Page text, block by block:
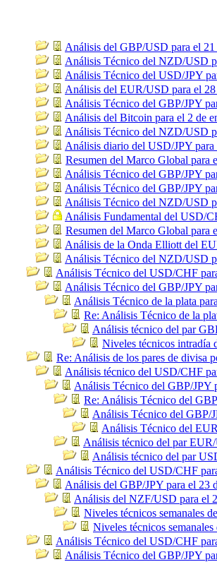
Análisis del GBP/USD para el
Análisis Técnico del NZD/USD
Análisis Técnico del USD/JPY
Análisis del EUR/USD para el
Análisis Técnico del GBP/JPY
Análisis del Bitcoin para el 2 de
Análisis Técnico del NZD/USD
Análisis diario del USD/JPY para
Resumen del Marco Global para
Análisis Técnico del GBP/JPY
Análisis Técnico del GBP/JPY
Análisis Técnico del NZD/USD
Análisis Fundamental del USD/
Resumen del Marco Global para
Análisis de la Onda Elliott del
Análisis Técnico del NZD/USD
Análisis Técnico del USD/CHF
Análisis Técnico del GBP/JPY
Análisis Técnico de la plata
Re: Análisis Técnico de la
Análisis técnico del par
Niveles técnicos
Re: Análisis de los pares de divisa
Análisis técnico del USD/CHF
Análisis Técnico del GBP/JPY
Re: Análisis Técnico del
Análisis Técnico del GBP/
Análisis Técnico del
Análisis técnico del par
Análisis técnico del par
Análisis Técnico del USD/CHF
Análisis del GBP/JPY para el 23
Análisis del NZF/USD para el
Niveles técnicos semanales
Niveles técnicos
Análisis Técnico del USD/CHF
Análisis Técnico del GBP/JPY